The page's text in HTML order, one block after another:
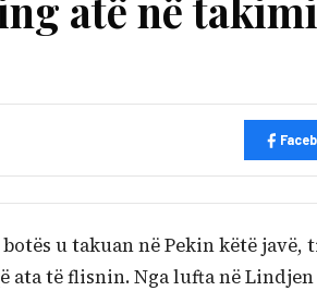
u takuan në Pekin këtë javë,
të flisnin. Nga lufta në Lindjen